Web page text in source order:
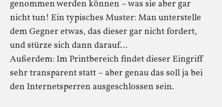
genommen werden können – was sie aber gar
nicht tun! Ein typisches Muster: Man unterstelle
dem Gegner etwas, das dieser gar nicht fordert,
und stürze sich dann darauf…
Außerdem: Im Printbereich findet dieser Eingriff
sehr transparent statt – aber genau das soll ja bei
den Internetsperren ausgeschlossen sein.